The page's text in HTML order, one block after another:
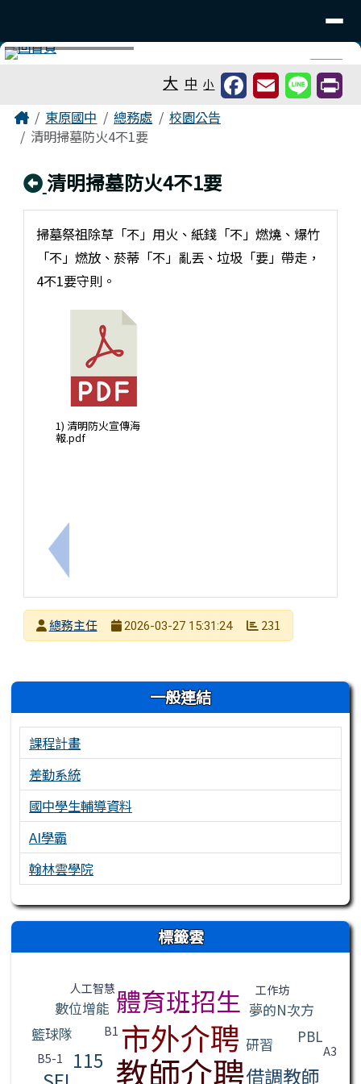
⏸
大 中 小
主內容區域
Home東原國中 總務處
校園公告
清明掃墓防火4不1要
回上頁
清明掃墓防火4不1要
上一筆：檢送「臺南市政府教育局特約心理諮商機
掃墓祭祖除草「不」用火、紙錢「不」燃燒、爆竹
「不」燃放、菸蒂「不」亂丟、垃圾「要」帶走，
4不1要守則。
1) 清明防火宣傳海
報.pdf
發布者
總務主任
2026-03-27 15:31:24 231
左邊區域內容 一般連結
課程計畫
差勤系統
國中學生輔導資料
AI學霸
翰林雲學院
右邊區域內容 標籤雲
人工智慧
數位增能 體育班招生 工作坊
市外介聘
夢的N次方
籃球隊
B1 PBL
B5-1 115 教師介聘
研習 A3
借調教師
頁尾區域